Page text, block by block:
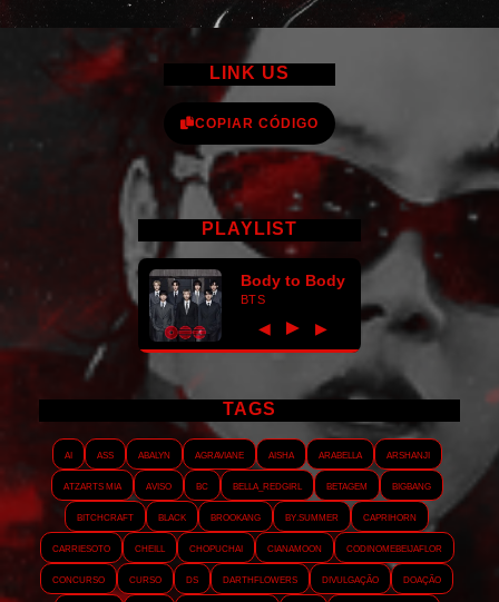
LINK US
COPIAR CÓDIGO
PLAYLIST
Body to Body
BTS
◀ ► ▶
TAGS
AI ASS Abalyn Agraviane Aisha Arabella
Arshanji
Atzarts Mia
Aviso BC Bella_RedGirl Betagem
Bigbang
Bitchcraft
Black Brookang By.summer
Caprihorn
Carriesoto
Cheill Chopuchai Cianamoon
Codinomebeijaflor
Concurso
Curso DS Darthflowers Divulgação Doação